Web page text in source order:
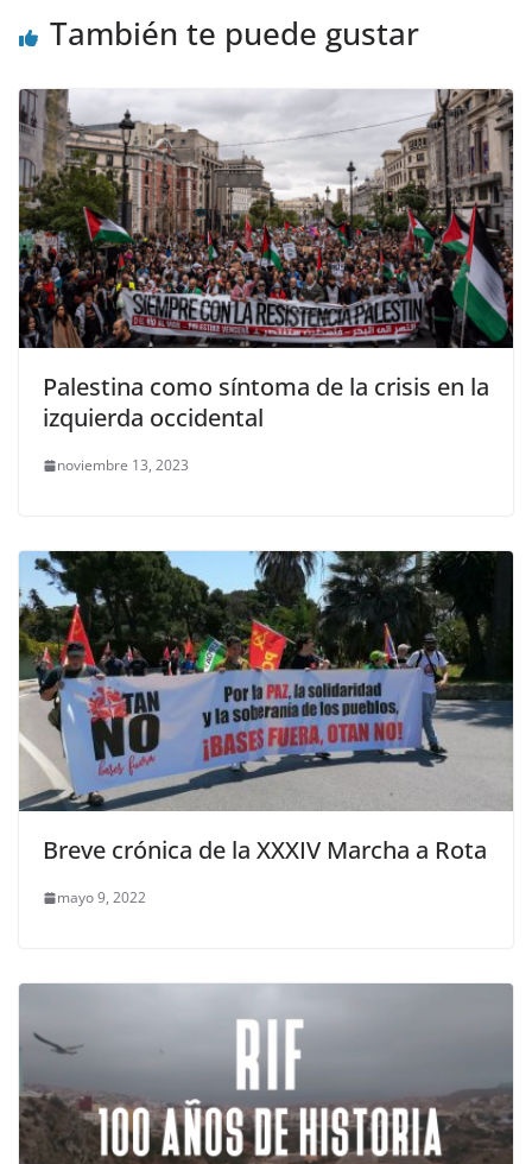
También te puede gustar
Palestina como síntoma de la crisis en la
izquierda occidental
noviembre 13, 2023
Breve crónica de la XXXIV Marcha a Rota
mayo 9, 2022